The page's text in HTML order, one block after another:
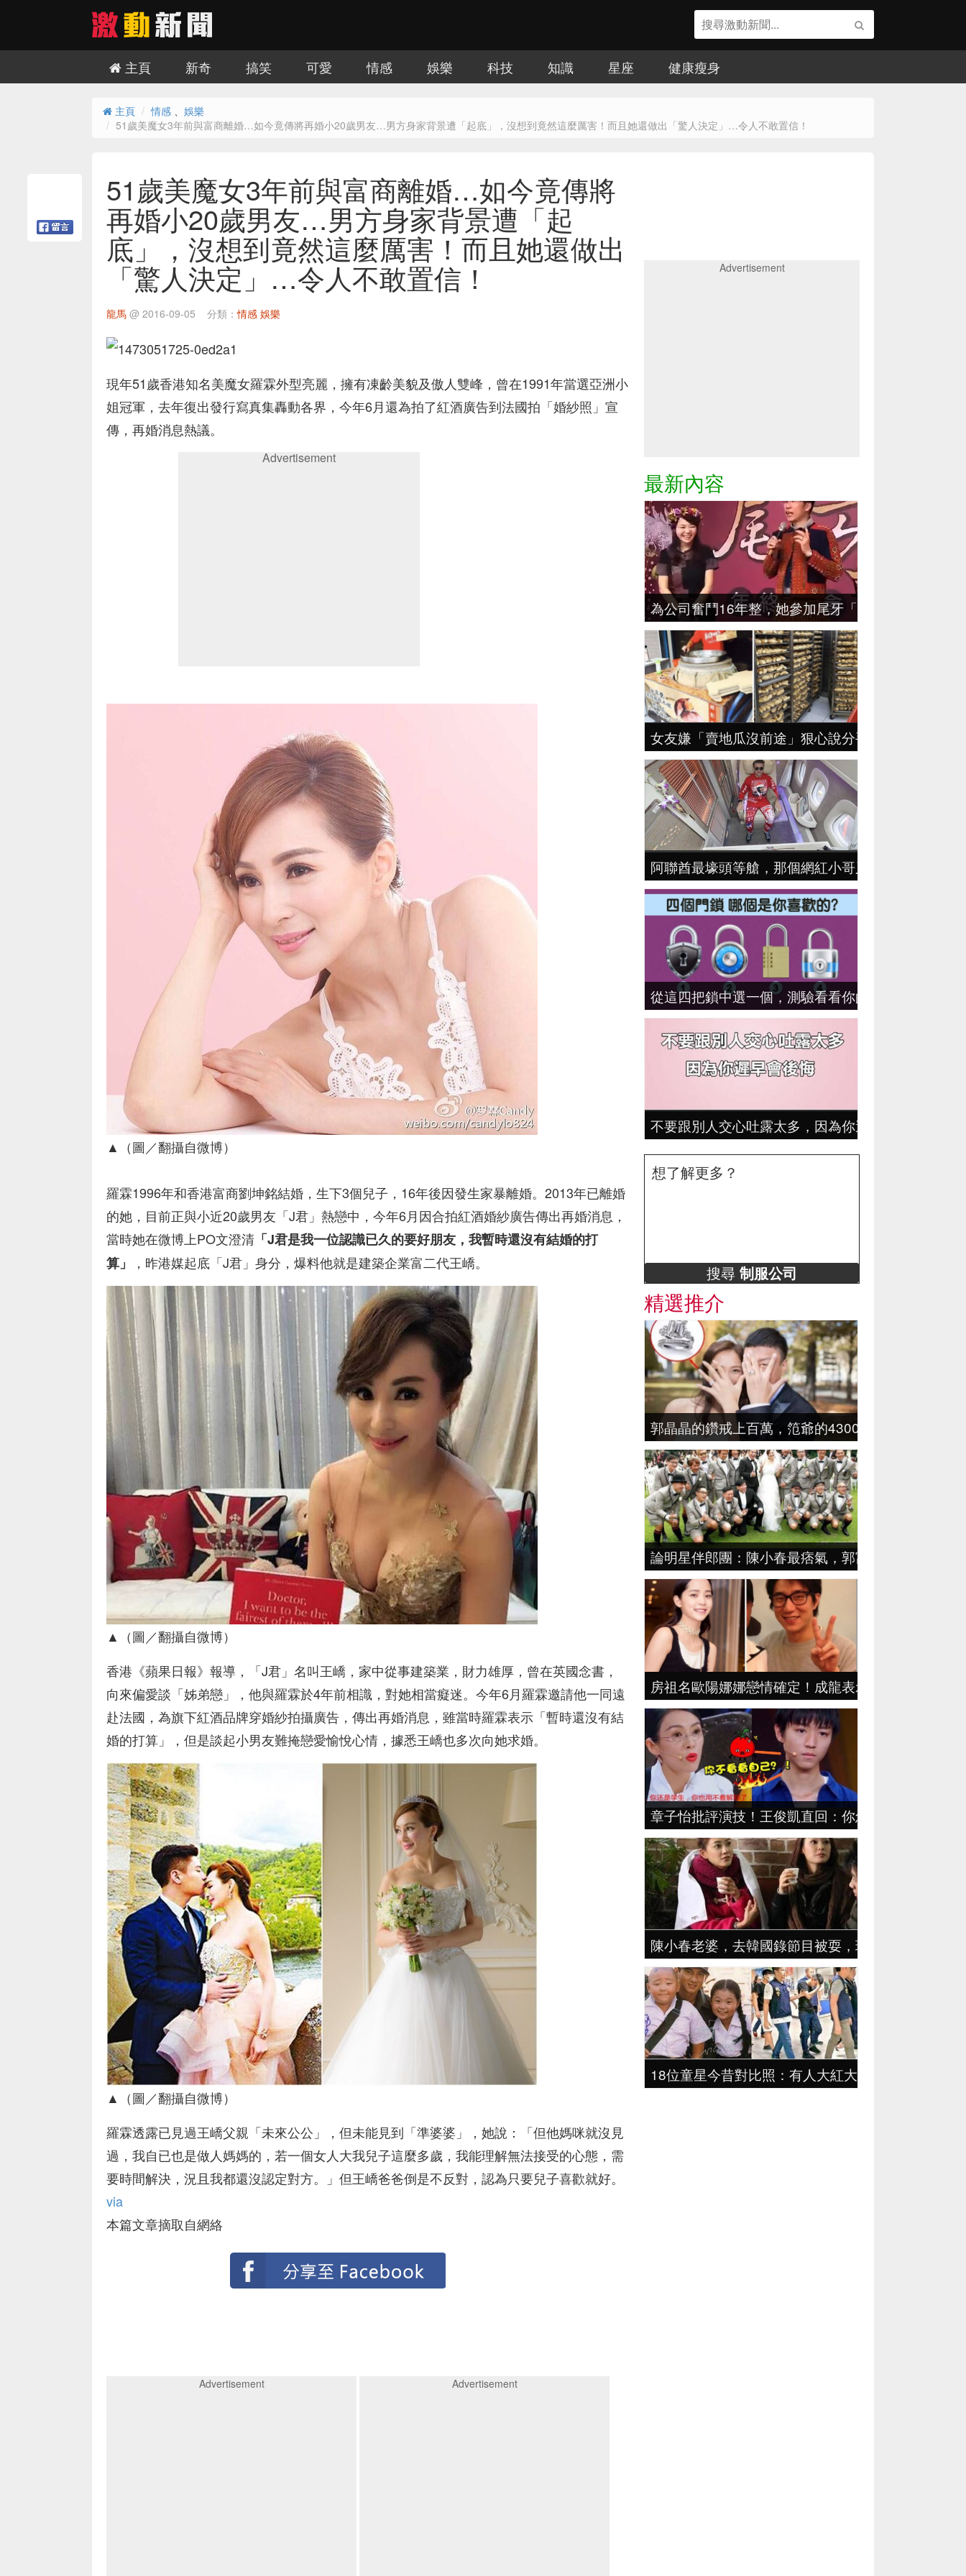
主頁 新奇 搞笑 可愛 情感 娛樂 科技 知識 星座 健康瘦身
主頁 情感 、 娛樂
51歲美魔女3年前與富商離婚…如今竟傳將再婚小20歲男友…男方身家背景遭「起底」，沒想到竟然這麼厲害！而且她還做出「驚人決定」…令人不敢置信！
51歲美魔女3年前與富商離婚…如今竟傳將
再婚小20歲男友…男方身家背景遭「起
底」，沒想到竟然這麼厲害！而且她還做出
「驚人決定」…令人不敢置信！
龍馬 @ 2016-09-05 分類：情感 娛樂
現年51歲香港知名美魔女羅霖外型亮麗，擁有凍齡美貌及傲人雙峰，曾在1991年當選亞洲小
姐冠軍，去年復出發行寫真集轟動各界，今年6月還為拍了紅酒廣告到法國拍「婚紗照」宣
傳，再婚消息熱議。
Advertisement
▲（圖／翻攝自微博）
羅霖1996年和香港富商劉坤銘結婚，生下3個兒子，16年後因發生家暴離婚。2013年已離婚
的她，目前正與小近20歲男友「J君」熱戀中，今年6月因合拍紅酒婚紗廣告傳出再婚消息，
當時她在微博上PO文澄清 「J君是我一位認識已久的要好朋友，我暫時還沒有結婚的打
算」
，昨港媒起底「J君」身分，爆料他就是建築企業富二代王嶠。
▲（圖／翻攝自微博）
香港《蘋果日報》報導，「J君」名叫王嶠，家中從事建築業，財力雄厚，曾在英國念書，
向來偏愛談「姊弟戀」，他與羅霖於4年前相識，對她相當癡迷。今年6月羅霖邀請他一同遠
赴法國，為旗下紅酒品牌穿婚紗拍攝廣告，傳出再婚消息，雖當時羅霖表示「暫時還沒有結
婚的打算」，但是談起小男友難掩戀愛愉悅心情，據悉王嶠也多次向她求婚。
▲（圖／翻攝自微博）
羅霖透露已見過王嶠父親「未來公公」，但未能見到「準婆婆」，她說：「但他媽咪就沒見
過，我自已也是做人媽媽的，若一個女人大我兒子這麼多歲，我能理解無法接受的心態，需
要時間解決，況且我都還沒認定對方。」但王嶠爸爸倒是不反對，認為只要兒子喜歡就好。
via
本篇文章摘取自網絡
Advertisement Advertisement
Advertisement
最新內容
為公司奮鬥16年整，她參加尾牙「領三個月年終獎
女友嫌「賣地瓜沒前途」狠心說分手，地瓜哥拼4
阿聯酋最壕頭等艙，那個網紅小哥又去乘坐了一番
從這四把鎖中選一個，測驗看看你的潛在性格！
不要跟別人交心吐露太多，因為你遲早會發現自己
想了解更多？
搜尋 制服公司
精選推介
郭晶晶的鑽戒上百萬，笵爺的4300萬，但是在吳尊
論明星伴郎團：陳小春最痞氣，郭富城最俗氣，黃
房祖名歐陽娜娜戀情確定！成龍表示：想要女兒！
章子怡批評演技！王俊凱直回：你怎麼不看看你自
陳小春老婆，去韓國錄節目被耍，現場發飆，直接
18位童星今昔對比照：有人大紅大紫，有人卻流落